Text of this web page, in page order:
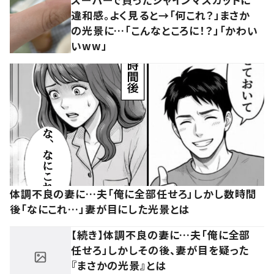
違和感。よく見ると→「何これ？」まさか
の光景に…「こんなところに！？」「かわい
いww」
体調不良の妻に…夫「俺に全部任せろ」しかし数時間
後「なにこれ…」妻が目にした光景とは
【続き】体調不良の妻に…夫「俺に全部
任せろ」しかしその後、妻が目を疑った
『まさかの光景』とは